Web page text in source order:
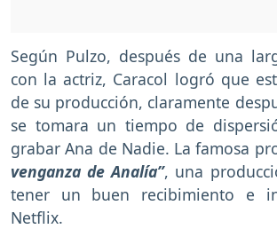
Según Pulzo, después de una
con la actriz, Caracol logró que
de su producción, claramente
se tomara un tiempo de
grabar Ana de Nadie. La famosa
venganza de Analía”, una
tener un buen recibimiento e
Netflix.